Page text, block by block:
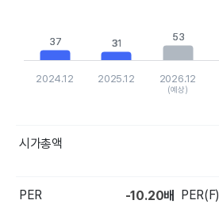
37
37 31
31
53
53
2024.12 2025.12 2026.12
(예상)
시가총액
PER -10.20배 PER(F)